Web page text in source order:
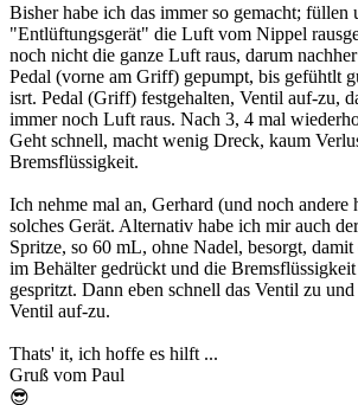
Bisher habe ich das immer so gemacht; füllen
"Entlüftungsgerät" die Luft vom Nippel
noch nicht die ganze Luft raus, darum
Pedal (vorne am Griff) gepumpt, bis gefühtlt
isrt. Pedal (Griff) festgehalten, Ventil auf-zu,
immer noch Luft raus. Nach 3, 4 mal
Geht schnell, macht wenig Dreck, kaum
Bremsflüssigkeit.
Ich nehme mal an, Gerhard (und noch andere
solches Gerät. Alternativ habe ich mir auch
Spritze, so 60 mL, ohne Nadel, besorgt,
im Behälter gedrückt und die
gespritzt. Dann eben schnell das Ventil zu
Ventil auf-zu.
Thats' it, ich hoffe es hilft ...
Gruß vom Paul
😎